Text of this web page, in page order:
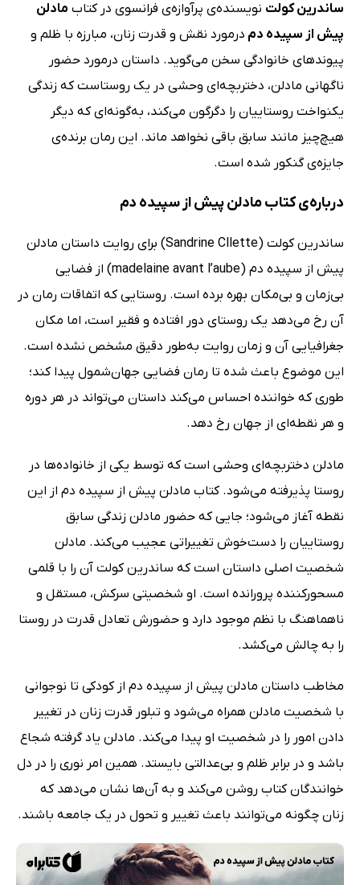
ساندرین کولت نویسنده‌ی پرآوازه‌ی فرانسوی در کتاب مادلن
پیش از سپیده دم درمورد نقش و قدرت زنان، مبارزه با ظلم و
پیوندهای خانوادگی سخن می‌گوید. داستان درمورد حضور
ناگهانی مادلن، دختربچه‌ای وحشی در یک روستاست که زندگی
یکنواخت روستاییان را دگرگون می‌کند، به‌گونه‌ای که دیگر
هیچ‌چیز مانند سابق باقی نخواهد ماند. این رمان برنده‌ی
جایزه‌ی گنکور شده است.
درباره‌ی کتاب مادلن پیش از سپیده دم
ساندرین کولت (Sandrine Cllette) برای روایت داستان مادلن
پیش از سپیده دم (madelaine avant l’aube) از فضایی
بی‌زمان و بی‌مکان بهره برده است. روستایی که اتفاقات رمان در
آن رخ می‌دهد یک روستای دور افتاده و فقیر است، اما مکان
جغرافیایی آن و زمان روایت به‌طور دقیق مشخص نشده است.
این موضوع باعث شده تا رمان فضایی جهان‌شمول پیدا کند؛
طوری که خواننده احساس می‌کند داستان می‌تواند در هر دوره
و هر نقطه‌ای از جهان رخ دهد.
مادلن دختربچه‌ای وحشی است که توسط یکی از خانواده‌ها در
روستا پذیرفته می‌شود. کتاب مادلن پیش از سپیده دم از این
نقطه آغاز می‌شود؛ جایی که حضور مادلن زندگی سابق
روستاییان را دست‌خوش تغییراتی عجیب می‌کند. مادلن
شخصیت اصلی داستان است که ساندرین کولت آن را با قلمی
مسحورکننده پرورانده است. او شخصیتی سرکش، مستقل و
ناهماهنگ با نظم موجود دارد و حضورش تعادل قدرت در روستا
را به چالش می‌کشد.
مخاطب داستان مادلن پیش از سپیده دم از کودکی تا نوجوانی
با شخصیت مادلن همراه می‌شود و تبلور قدرت زنان در تغییر
دادن امور را در شخصیت او پیدا می‌کند. مادلن یاد گرفته شجاع
باشد و در برابر ظلم و بی‌عدالتی بایستد. همین امر نوری را در دل
خوانندگان کتاب روشن می‌کند و به آن‌ها نشان می‌دهد که
زنان چگونه می‌توانند باعث تغییر و تحول در یک جامعه باشند.